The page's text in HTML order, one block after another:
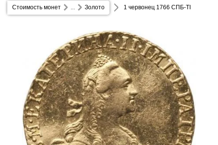
Стоимость монет Золото
... 1 червонец 1766 СПБ-TI